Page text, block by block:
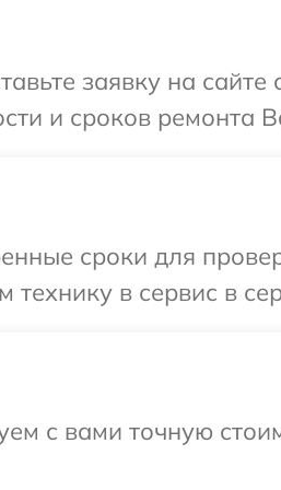
заявку на
и сроков ремонта
сроки для
в сервис в
с вами точную